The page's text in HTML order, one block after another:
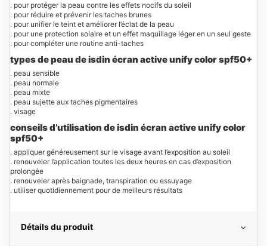
. pour protéger la peau contre les effets nocifs du soleil
. pour réduire et prévenir les taches brunes
. pour unifier le teint et améliorer l’éclat de la peau
. pour une protection solaire et un effet maquillage léger en un seul geste
. pour compléter une routine anti-taches
types de peau de isdin écran active unify color spf50+
. peau sensible
. peau normale
. peau mixte
. peau sujette aux taches pigmentaires
. visage
conseils d’utilisation de isdin écran active unify color
spf50+
. appliquer généreusement sur le visage avant l’exposition au soleil
. renouveler l’application toutes les deux heures en cas d’exposition
prolongée
. renouveler après baignade, transpiration ou essuyage
. utiliser quotidiennement pour de meilleurs résultats
Détails du produit